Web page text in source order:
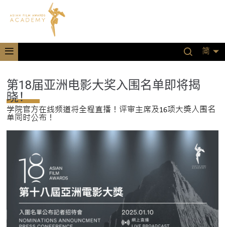
简
第18届亚洲电影大奖入围名单即将揭
晓！
学院官方在线频道将全程直播！评审主席及16项大奬入围名
单同时公布！